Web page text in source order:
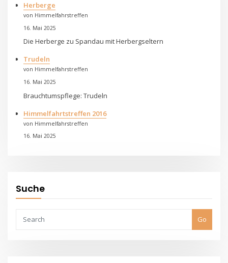
Herberge
von Himmelfahrstreffen
16. Mai 2025
Die Herberge zu Spandau mit Herbergseltern
Trudeln
von Himmelfahrstreffen
16. Mai 2025
Brauchtumspflege: Trudeln
Himmelfahrtstreffen 2016
von Himmelfahrstreffen
16. Mai 2025
Suche
Go